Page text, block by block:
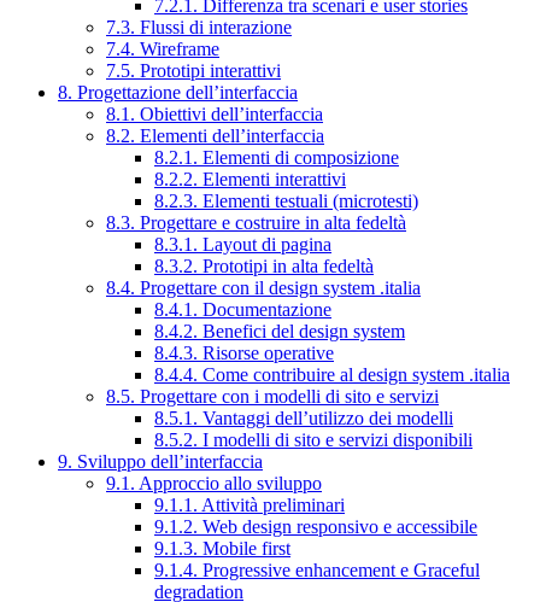
7.2.1. Differenza tra scenari e user stories
7.3. Flussi di interazione
7.4. Wireframe
7.5. Prototipi interattivi
8. Progettazione dell’interfaccia
8.1. Obiettivi dell’interfaccia
8.2. Elementi dell’interfaccia
8.2.1. Elementi di composizione
8.2.2. Elementi interattivi
8.2.3. Elementi testuali (microtesti)
8.3. Progettare e costruire in alta fedeltà
8.3.1. Layout di pagina
8.3.2. Prototipi in alta fedeltà
8.4. Progettare con il design system .italia
8.4.1. Documentazione
8.4.2. Benefici del design system
8.4.3. Risorse operative
8.4.4. Come contribuire al design system .italia
8.5. Progettare con i modelli di sito e servizi
8.5.1. Vantaggi dell’utilizzo dei modelli
8.5.2. I modelli di sito e servizi disponibili
9. Sviluppo dell’interfaccia
9.1. Approccio allo sviluppo
9.1.1. Attività preliminari
9.1.2. Web design responsivo e accessibile
9.1.3. Mobile first
9.1.4. Progressive enhancement e Graceful
degradation